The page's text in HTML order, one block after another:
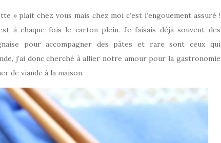
» plait chez vous mais chez moi c’est l’engouement assuré !
à chaque fois le carton plein. Je faisais déjà souvent des
pour accompagner des pâtes et rare sont ceux qui
j’ai donc cherché à allier notre amour pour la gastronomie
de viande à la maison.